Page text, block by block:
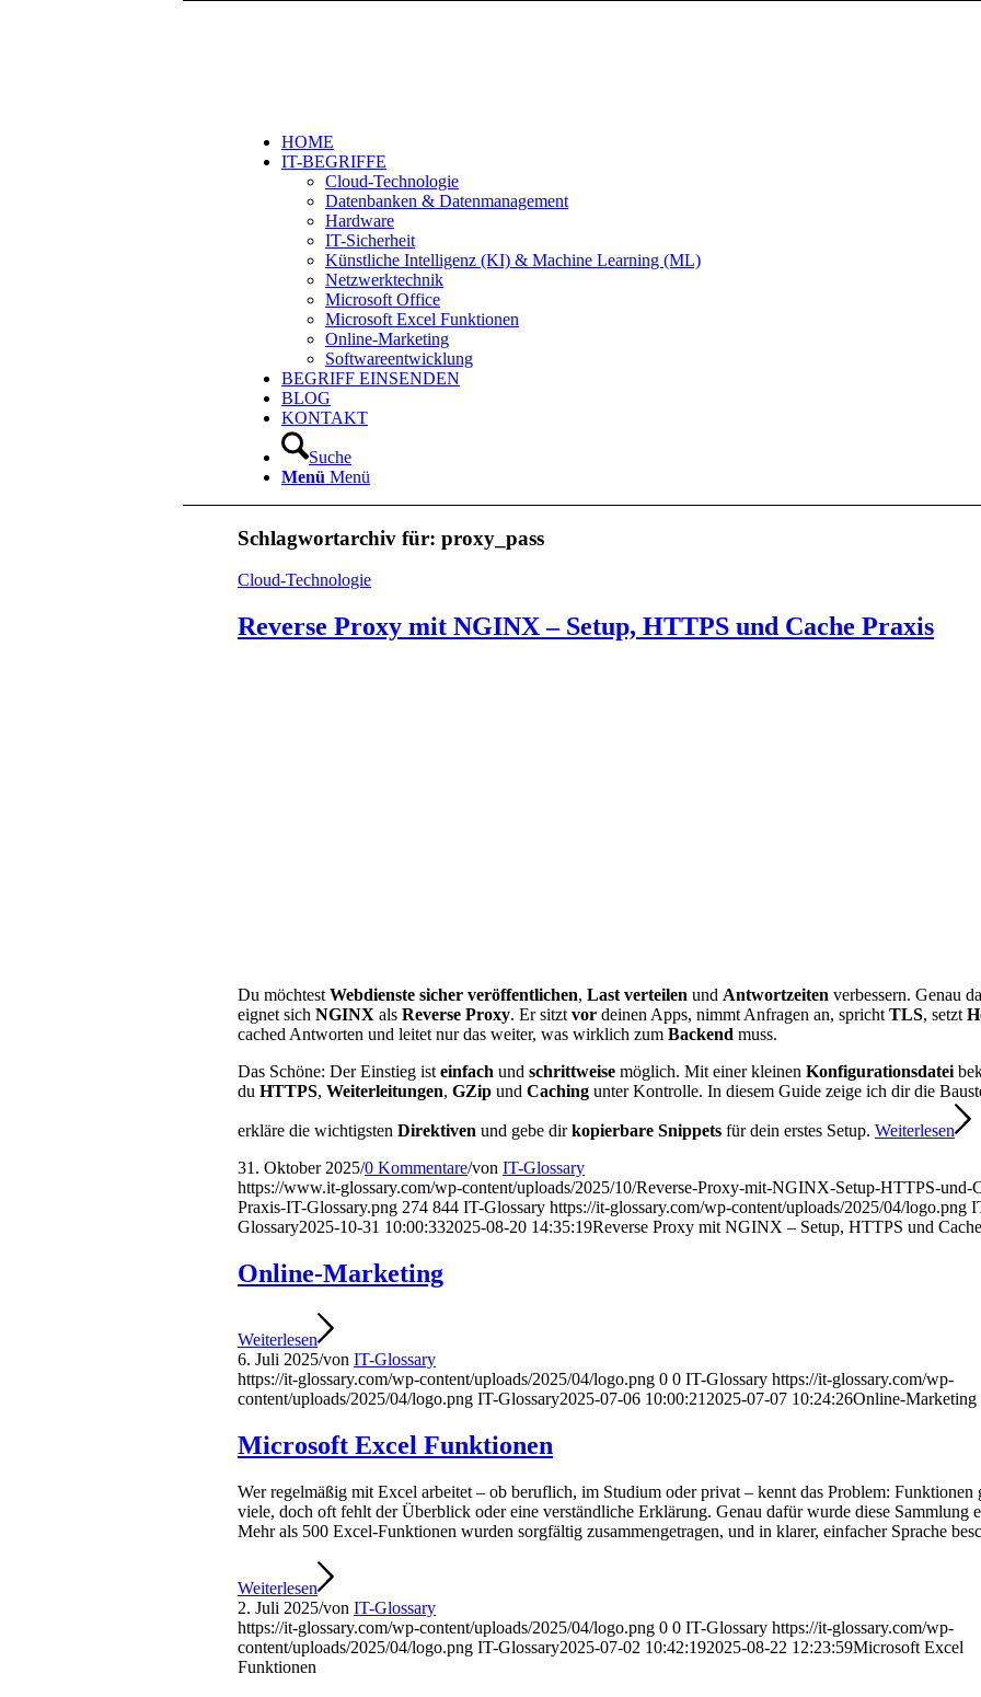
HOME
IT-BEGRIFFE
Cloud-Technologie
Datenbanken & Datenmanagement
Hardware
IT-Sicherheit
Künstliche Intelligenz (KI) & Machine Learning (ML)
Netzwerktechnik
Microsoft Office
Microsoft Excel Funktionen
Online-Marketing
Softwareentwicklung
BEGRIFF EINSENDEN
BLOG
KONTAKT
Suche
Menü Menü
Schlagwortarchiv für: proxy_pass
Cloud-Technologie
Reverse Proxy mit NGINX – Setup, HTTPS und Cache Praxis
Du möchtest Webdienste sicher veröffentlichen, Last verteilen und Antwortzeiten verbessern. Genau
eignet sich NGINX als Reverse Proxy. Er sitzt vor deinen Apps, nimmt Anfragen an, spricht TLS, setzt
cached Antworten und leitet nur das weiter, was wirklich zum Backend muss.
Das Schöne: Der Einstieg ist einfach und schrittweise möglich. Mit einer kleinen Konfigurationsdatei
du HTTPS, Weiterleitungen, GZip und Caching unter Kontrolle. In diesem Guide zeige ich dir die
erkläre die wichtigsten Direktiven und gebe dirkopierbare Snippets für dein erstes Setup. Weiterlesen
31. Oktober 2025/0 Kommentare/von IT-Glossary
https://www.it-glossary.com/wp-content/uploads/2025/10/Reverse-Proxy-mit-NGINX-Setup-HTTPS-und-
Praxis-IT-Glossary.png 274 844 IT-Glossary https://it-glossary.com/wp-content/uploads/2025/04/logo.png
Glossary2025-10-31 10:00:332025-08-20 14:35:19Reverse Proxy mit NGINX – Setup, HTTPS und
Online-Marketing
Weiterlesen
6. Juli 2025/von IT-Glossary
https://it-glossary.com/wp-content/uploads/2025/04/logo.png 0 0 IT-Glossary https://it-glossary.com/wp-
content/uploads/2025/04/logo.png IT-Glossary2025-07-06 10:00:21 2025-07-07 10:24:26Online-Marketing
Microsoft Excel Funktionen
Wer regelmäßig mit Excel arbeitet – ob beruflich, im Studium oder privat – kennt das Problem: Funktionen
viele, doch oft fehlt der Überblick oder eine verständliche Erklärung. Genau dafür wurde diese Sammlung
Mehr als 500 Excel-Funktionen wurden sorgfältig zusammengetragen, und in klarer, einfacher Sprache
Weiterlesen
2. Juli 2025/von IT-Glossary
https://it-glossary.com/wp-content/uploads/2025/04/logo.png 0 0 IT-Glossary https://it-glossary.com/wp-
content/uploads/2025/04/logo.png IT-Glossary2025-07-02 10:42:192025-08-22 12:23:59Microsoft Excel
Funktionen